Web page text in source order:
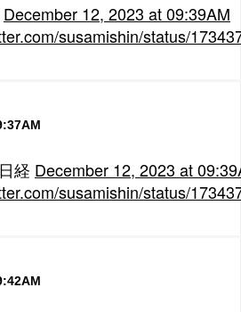
December 12, 2023 at 09:39AM
susamishin/status/
経 December 12, 2023 at
susamishin/status/